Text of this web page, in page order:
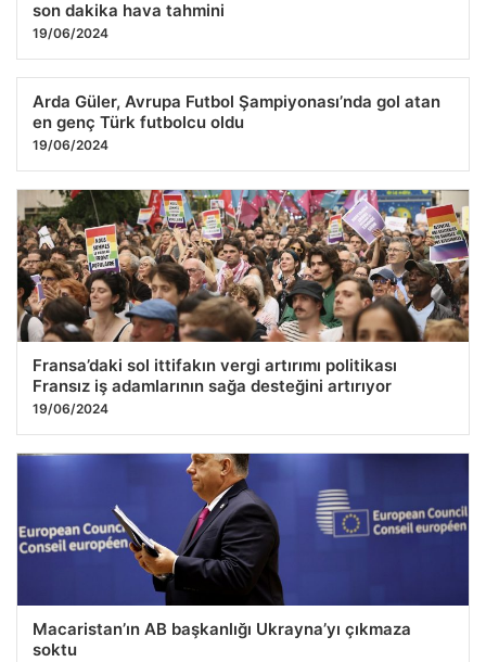
son dakika hava tahmini
19/06/2024
Arda Güler, Avrupa Futbol Şampiyonası’nda gol atan
en genç Türk futbolcu oldu
19/06/2024
Fransa’daki sol ittifakın vergi artırımı politikası
Fransız iş adamlarının sağa desteğini artırıyor
19/06/2024
Macaristan’ın AB başkanlığı Ukrayna’yı çıkmaza
soktu